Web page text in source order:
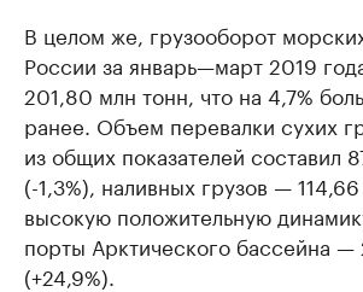
В целом же, грузооборот
России за январь—март 2019
201,80 млн тонн, что на 4,7%
ранее. Объем перевалки сухих
из общих показателей составил
(-1,3%), наливных грузов —
высокую положительную
порты Арктического бассейна —
(+24,9%).